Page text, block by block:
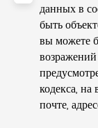
данных в
быть
вы можете
кодекса,
почте,